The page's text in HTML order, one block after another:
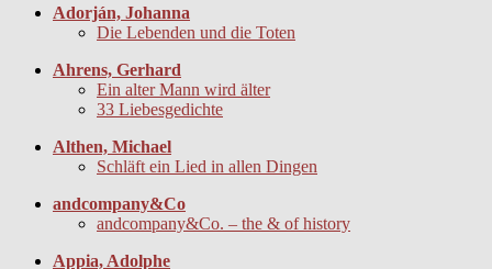
Adorján, Johanna
Die Lebenden und die Toten
Ahrens, Gerhard
Ein alter Mann wird älter
33 Liebesgedichte
Althen, Michael
Schläft ein Lied in allen Dingen
andcompany&Co
andcompany&Co. – the & of history
Appia, Adolphe